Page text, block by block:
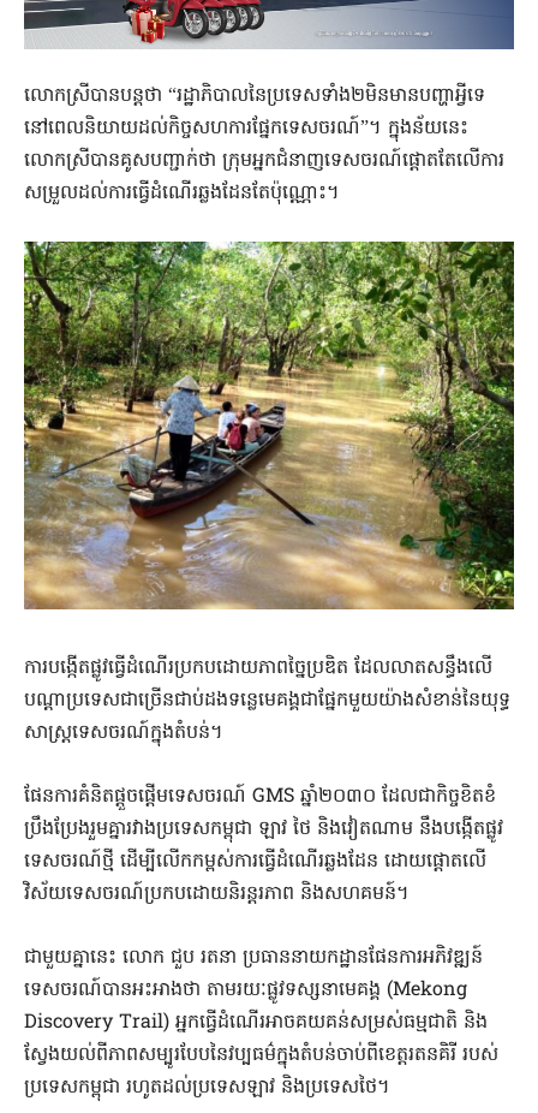
លោកស្រី​បាន​បន្តថា​ “រដ្ឋាភិបាល​នៃប្រទេសទាំង២មិន​មាន​បញ្ហា​អ្វី​ទេ​
នៅពេល​និយាយ​ដល់​កិច្ចសហការ​ផ្នែក​ទេសចរណ៍​”។ ក្នុងន័យនេះ
លោកស្រីបានគូសបញ្ជាក់​ថា​ ក្រុមអ្នក​ជំនាញ​ទេសចរណ៍​ផ្តោត​តែ​លើ​ការ​
សម្រួល​ដល់​ការ​ធ្វើ​ដំណើរ​ឆ្លង​ដែន​តែ​ប៉ុណ្ណោះ។
ការបង្កើតផ្លូវធ្វើដំណើរប្រកបដោយភាពច្នៃប្រឌិត ដែលលាតសន្ធឹងលើ
បណ្តាប្រទេសជាច្រើនជាប់ដងទន្លេមេគង្គជាផ្នែកមួយយ៉ាងសំខាន់នៃយុទ្ធ
សាស្ត្រទេសចរណ៍ក្នុងតំបន់។
ផែនការគំនិតផ្តួចផ្តើមទេសចរណ៍ GMS ឆ្នាំ២០៣០ ដែលជាកិច្ចខិតខំ
ប្រឹងប្រែងរួមគ្នារវាងប្រទេសកម្ពុជា ឡាវ ថៃ និងវៀតណាម នឹងបង្កើតផ្លូវ
ទេសចរណ៍ថ្មី ដើម្បីលើកកម្ពស់ការធ្វើដំណើរឆ្លងដែន ដោយផ្តោតលើ
វិស័យទេសចរណ៍ប្រកបដោយនិរន្តរភាព និងសហគមន៍។
ជាមួយគ្នានេះ លោក ជួប រតនា ប្រធាននាយកដ្ឋានផែនការអភិវឌ្ឍន៍
ទេសចរណ៍បានអះអាងថា តាមរយៈផ្លូវទស្សនាមេគង្គ (Mekong
Discovery Trail) អ្នកធ្វើដំណើរអាចគយគន់សម្រស់ធម្មជាតិ និង
ស្វែងយល់ពីភាពសម្បូរបែបនៃវប្បធម៌ក្នុងតំបន់ចាប់ពីខេត្តរតនគិរី របស់
ប្រទេសកម្ពុជា រហូតដល់ប្រទេសឡាវ និងប្រទេសថៃ។